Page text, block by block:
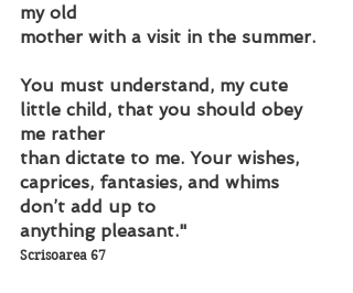
my old
mother with a visit in the summer.
You must understand, my cute
little child, that you should obey
me rather
than dictate to me. Your wishes,
caprices, fantasies, and whims
don’t add up to
anything pleasant."
Scrisoarea 67